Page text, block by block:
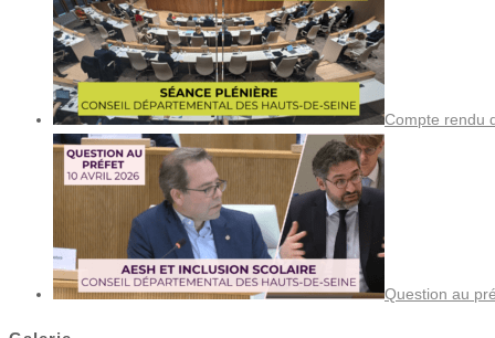
Compte rendu
Question au